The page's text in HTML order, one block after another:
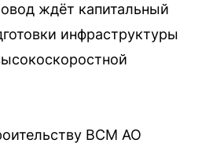
ждёт капитальный
инфраструктуры
ВСМ АО